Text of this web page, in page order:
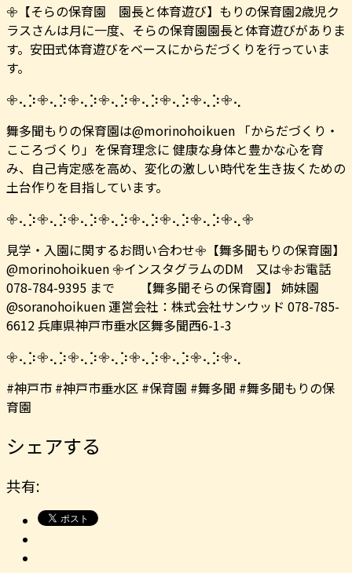
𖧷【そらの保育園 園長と体育遊び】もりの保育園2歳児ク
ラスさんは月に一度、そらの保育園園長と体育遊びがありま
す。安田式体育遊びをベースにからだづくりを行っていま
す。
𖧷⢄⡱𖧷⢄⡱𖧷⢄⡱𖧷⢄⡱𖧷⢄⡱𖧷⢄⡱𖧷⢄⡱𖧷⢄
舞多聞もりの保育園は@morinohoikuen 「からだづくり・
こころづくり」を保育理念に 健康な身体と豊かな心を育
み、自己肯定感を高め、変化の激しい時代を生き抜くための
土台作りを目指しています。
𖧷⢄⡱𖧷⢄⡱𖧷⢄⡱𖧷⢄⡱𖧷⢄⡱𖧷⢄⡱𖧷⢄⡱𖧷⢄𖧷
見学・入園に関するお問い合わせ𖧷【舞多聞もりの保育園】
@morinohoikuen 𖧷インスタグラムのDM 又は𖧷お電話
078-784-9395 まで 【舞多聞そらの保育園】 姉妹園
@soranohoikuen 運営会社：株式会社サンウッド 078-785-
6612 兵庫県神戸市垂水区舞多聞西6-1-3
𖧷⢄⡱𖧷⢄⡱𖧷⢄⡱𖧷⢄⡱𖧷⢄⡱𖧷⢄⡱𖧷⢄⡱𖧷⢄
#神戸市 #神戸市垂水区 #保育園 #舞多聞 #舞多聞もりの保
育園
シェアする
共有: